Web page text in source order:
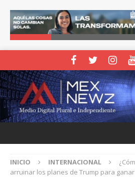
INICIO INTERNACIONAL
arruinar los planes de Trump para ganar